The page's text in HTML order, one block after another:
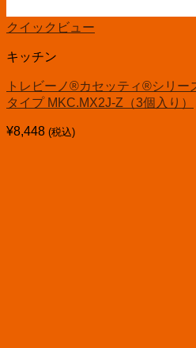
クイックビュー
キッチン
トレビーノ®カセッティ®シリー
タイプ MKC.MX2J-Z（3個入り）
¥8,448 (税込)